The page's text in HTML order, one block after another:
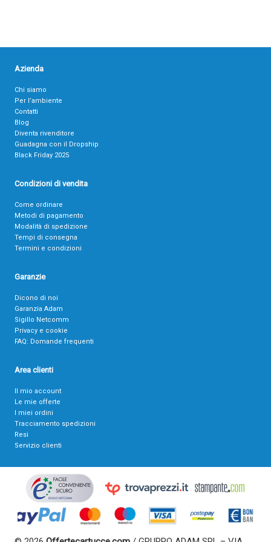
Azienda
Chi siamo
Per l’ambiente
Contatti
Blog
Diventa rivenditore
Guadagna con il Dropship
Black Friday 2025
Condizioni di vendita
Come ordinare
Metodi di pagamento
Modalità di spedizione
Tempi di consegna
Termini e condizioni
Garanzie
Dicono di noi
Garanzia Adam
Sigillo Netcomm
Privacy e cookie
FAQ: Domande frequenti
Area clienti
Il mio account
Le mie offerte
I miei ordini
Tracciamento spedizioni
Resi
Servizio clienti